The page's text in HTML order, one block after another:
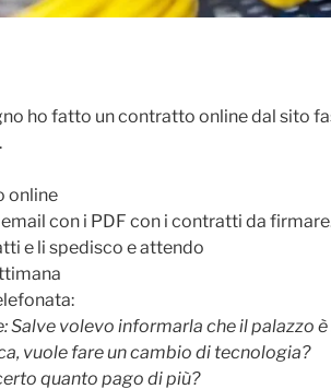
ho fatto un contratto online dal sito
online
con i PDF con i contratti da
e li spedisco e attendo
Salve volevo informarla che il palazzo
vuole fare un cambio di tecnologia?
quanto pago di più?